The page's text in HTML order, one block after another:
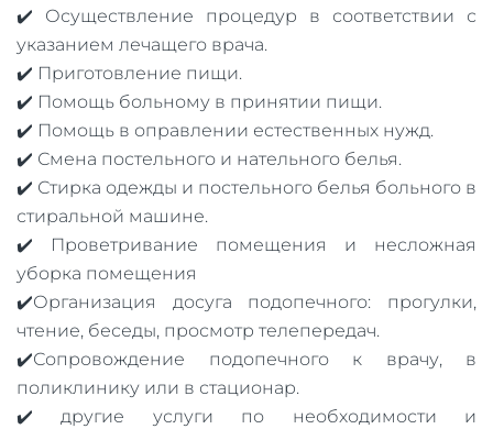
✔️ Осуществление процедур в соответствии с
указанием лечащего врача.
✔️ Приготовление пищи.
✔️ Помощь больному в принятии пищи.
✔️ Помощь в оправлении естественных нужд.
✔️ Смена постельного и нательного белья.
✔️ Стирка одежды и постельного белья больного в
стиральной машине.
✔️ Проветривание помещения и несложная
уборка помещения
✔️Организация досуга подопечного: прогулки,
чтение, беседы, просмотр телепередач.
✔️Сопровождение подопечного к врачу, в
поликлинику или в стационар.
✔️ другие услуги по необходимости и